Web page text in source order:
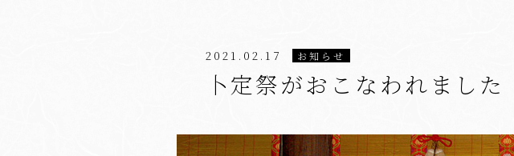
2021.02.17 お知らせ
卜定祭がおこなわれました